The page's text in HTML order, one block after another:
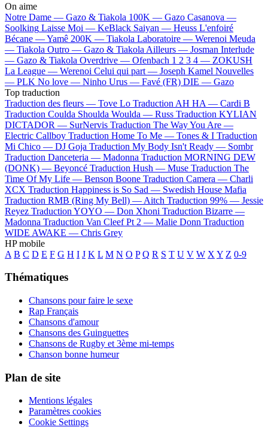
On aime
Notre Dame — Gazo & Tiakola 100K — Gazo Casanova —
Soolking Laisse Moi — KeBlack Saiyan — Heuss L'enfoiré
Bécane —Yamê 200K — Tiakola Laboratoire — Werenoi Meuda
— Tiakola Outro — Gazo & Tiakola Ailleurs — Josman Interlude
— Gazo & Tiakola Overdrive — Ofenbach 1 2 3 4 — ZOKUSH
La League — Werenoi Celui qui part — Joseph Kamel Nouvelles
— PLK No love — Ninho Urus — Favé (FR) DIE — Gazo
Top traduction
Traduction des fleurs — Tove Lo Traduction AH HA — Cardi B
Traduction Coulda Shoulda Woulda — Russ Traduction KYLIAN
DICTADOR — SurNervis Traduction The Way You Are —
Electric Callboy Traduction Home To Me — Tones & I Traduction
Mi Chico — DJ Goja Traduction My Body Isn't Ready — Sombr
Traduction Danceteria — Madonna Traduction MORNING DEW
(DONK) — Beyoncé Traduction Hush — Muse Traduction The
Time Of My Life — Benson Boone Traduction Camera — Charli
XCX Traduction Happiness is So Sad — Swedish House Mafia
Traduction RMB (Ring My Bell) — Aitch Traduction 99% — Jessie
Reyez Traduction YOYO — Don Xhoni Traduction Bizarre —
Madonna Traduction Van Cleef Pt 2 — Malie Donn Traduction
WIDE AWAKE — Chris Grey
HP mobile
A B C D E F G H I J K L M N O P Q R S T U V W X Y Z 0-9
Thématiques
Chansons pour faire le sexe
Rap Français
Chansons d'amour
Chansons des Guinguettes
Chansons de Rugby et 3ème mi-temps
Chanson bonne humeur
Plan de site
Mentions légales
Paramètres cookies
Cookie Settings